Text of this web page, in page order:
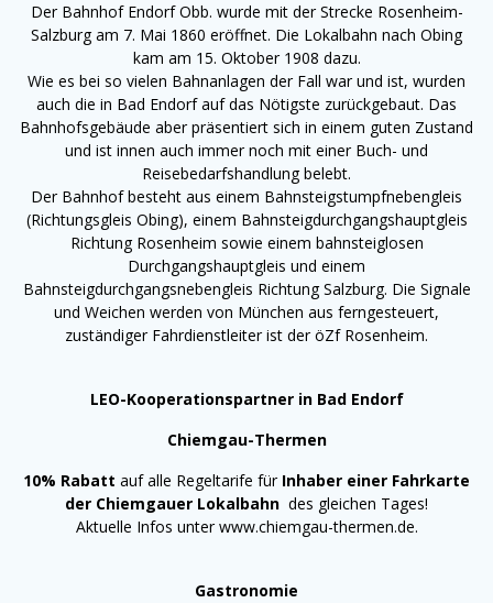
Der Bahnhof Endorf Obb. wurde mit der Strecke Rosenheim-
Salzburg am 7. Mai 1860 eröffnet. Die Lokalbahn nach Obing
kam am 15. Oktober 1908 dazu.
Wie es bei so vielen Bahnanlagen der Fall war und ist, wurden
auch die in Bad Endorf auf das Nötigste zurückgebaut. Das
Bahnhofsgebäude aber präsentiert sich in einem guten Zustand
und ist innen auch immer noch mit einer Buch- und
Reisebedarfshandlung belebt.
Der Bahnhof besteht aus einem Bahnsteigstumpfnebengleis
(Richtungsgleis Obing), einem Bahnsteigdurchgangshauptgleis
Richtung Rosenheim sowie einem bahnsteiglosen
Durchgangshauptgleis und einem
Bahnsteigdurchgangsnebengleis Richtung Salzburg. Die Signale
und Weichen werden von München aus ferngesteuert,
zuständiger Fahrdienstleiter ist der öZf Rosenheim.
LEO-Kooperationspartner in Bad Endorf
Chiemgau-Thermen
10% Rabatt auf alle Regeltarife für Inhaber einer Fahrkarte
der Chiemgauer Lokalbahn des gleichen Tages!
Aktuelle Infos unterwww.chiemgau-thermen.de.
Gastronomie